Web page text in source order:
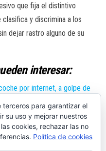
que fija el distintivo
clasifica y discrimina a los
dejar rastro alguno de su
interesar:
por internet, a golpe de
de conducir un Porsche
terceros para garantizar el
su uso y mejorar nuestros
cookies, rechazar las no
Política de cookies